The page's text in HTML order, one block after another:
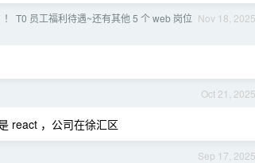
Nov 18, 2025
！ T0 员工福利待遇~还有其他 5 个 web 岗位
Oct 21, 2025
react ，公司在徐汇区
Sep 17, 2025